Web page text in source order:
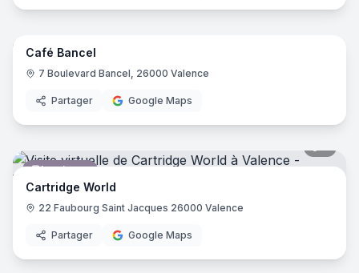
Café
11
Café Bancel
7 Boulevard Bancel, 26000 Valence
Partager Google Maps
Imprimeur
Cartridge World
22 Faubourg Saint Jacques 26000 Valence
Partager Google Maps
11